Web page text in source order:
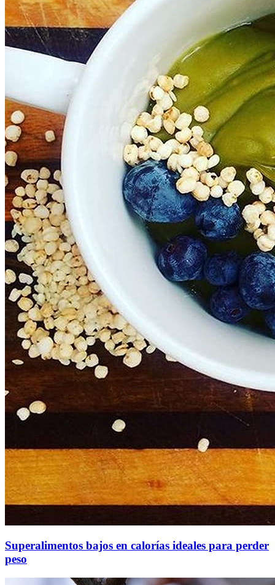
Superalimentos bajos en calorías ideales para perder
peso